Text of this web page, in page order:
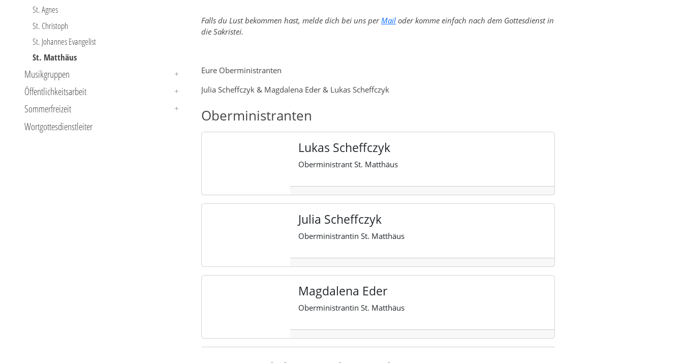
St. Agnes
St. Christoph
St. Johannes Evangelist
St. Matthäus
Musikgruppen
Öffentlichkeitsarbeit
Sommerfreizeit
Wortgottesdienstleiter
Falls du Lust bekommen hast, melde dich bei uns perMail oder komme einfach nach dem Gottesdienst in
die Sakristei.
Eure Oberministranten
Julia Scheffczyk & Magdalena Eder & Lukas Scheffczyk
Oberministranten
Lukas Scheffczyk
Oberministrant St. Matthäus
Julia Scheffczyk
Oberministrantin St. Matthäus
Magdalena Eder
Oberministrantin St. Matthäus